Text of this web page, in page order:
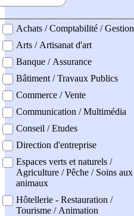
professionel
Achats / Comptabilité / Gestion
Arts / Artisanat d'art
Banque / Assurance
Bâtiment / Travaux Publics
Commerce / Vente
Communication / Multimédia
Conseil / Etudes
Direction d'entreprise
Espaces verts et naturels /
Agriculture / Pêche / Soins aux
animaux
Hôtellerie - Restauration /
Tourisme / Animation